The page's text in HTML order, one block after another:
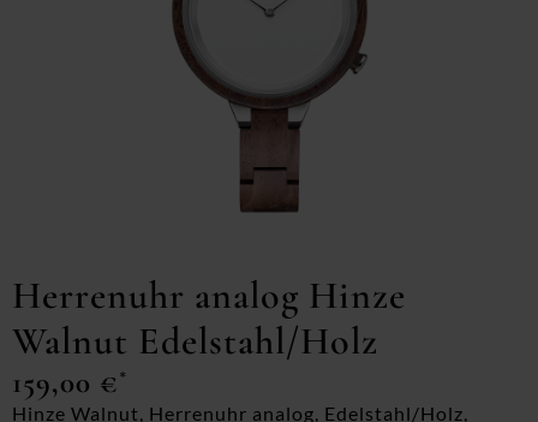
Herrenuhr analog Hinze
Walnut Edelstahl/Holz
159,00 €*
Hinze Walnut, Herrenuhr analog, Edelstahl/Holz,